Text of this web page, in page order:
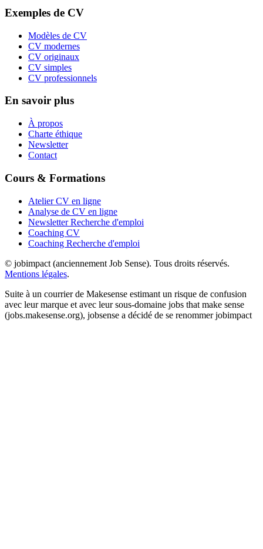
Exemples de CV
Modèles de CV
CV modernes
CV originaux
CV simples
CV professionnels
En savoir plus
À propos
Charte éthique
Newsletter
Contact
Cours & Formations
Atelier CV en ligne
Analyse de CV en ligne
Newsletter Recherche d'emploi
Coaching CV
Coaching Recherche d'emploi
© jobimpact (anciennement Job Sense). Tous droits réservés.
Mentions légales.
Suite à un courrier de Makesense estimant un risque de confusion
avec leur marque et avec leur sous-domaine jobs that make sense
(jobs.makesense.org), jobsense a décidé de se renommer jobimpact